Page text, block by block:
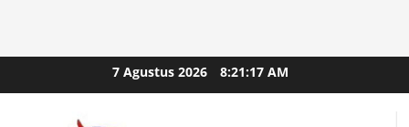
to
7 Agustus 2026 8:21:18 AM